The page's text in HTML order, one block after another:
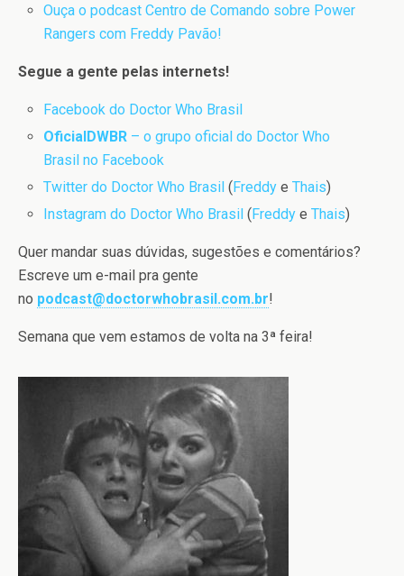
Ouça o podcast Centro de Comando sobre Power
Rangers com Freddy Pavão!
Segue a gente pelas internets!
Facebook do Doctor Who Brasil
OficialDWBR – o grupo oficial do Doctor Who
Brasil no Facebook
Twitter do Doctor Who Brasil ( Freddy eThais)
Instagram do Doctor Who Brasil ( Freddy eThais)
Quer mandar suas dúvidas, sugestões e comentários?
Escreve um e-mail pra gente
no podcast@doctorwhobrasil.com.br!
Semana que vem estamos de volta na 3ª feira!